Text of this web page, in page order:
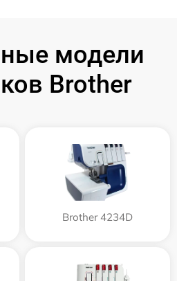
модели
Brother
Brother 4234D